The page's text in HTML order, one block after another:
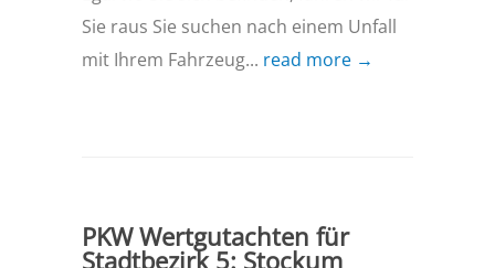
Sie raus Sie suchen nach einem Unfall
mit Ihrem Fahrzeug... read more →
PKW Wertgutachten für
Stadtbezirk 5: Stockum